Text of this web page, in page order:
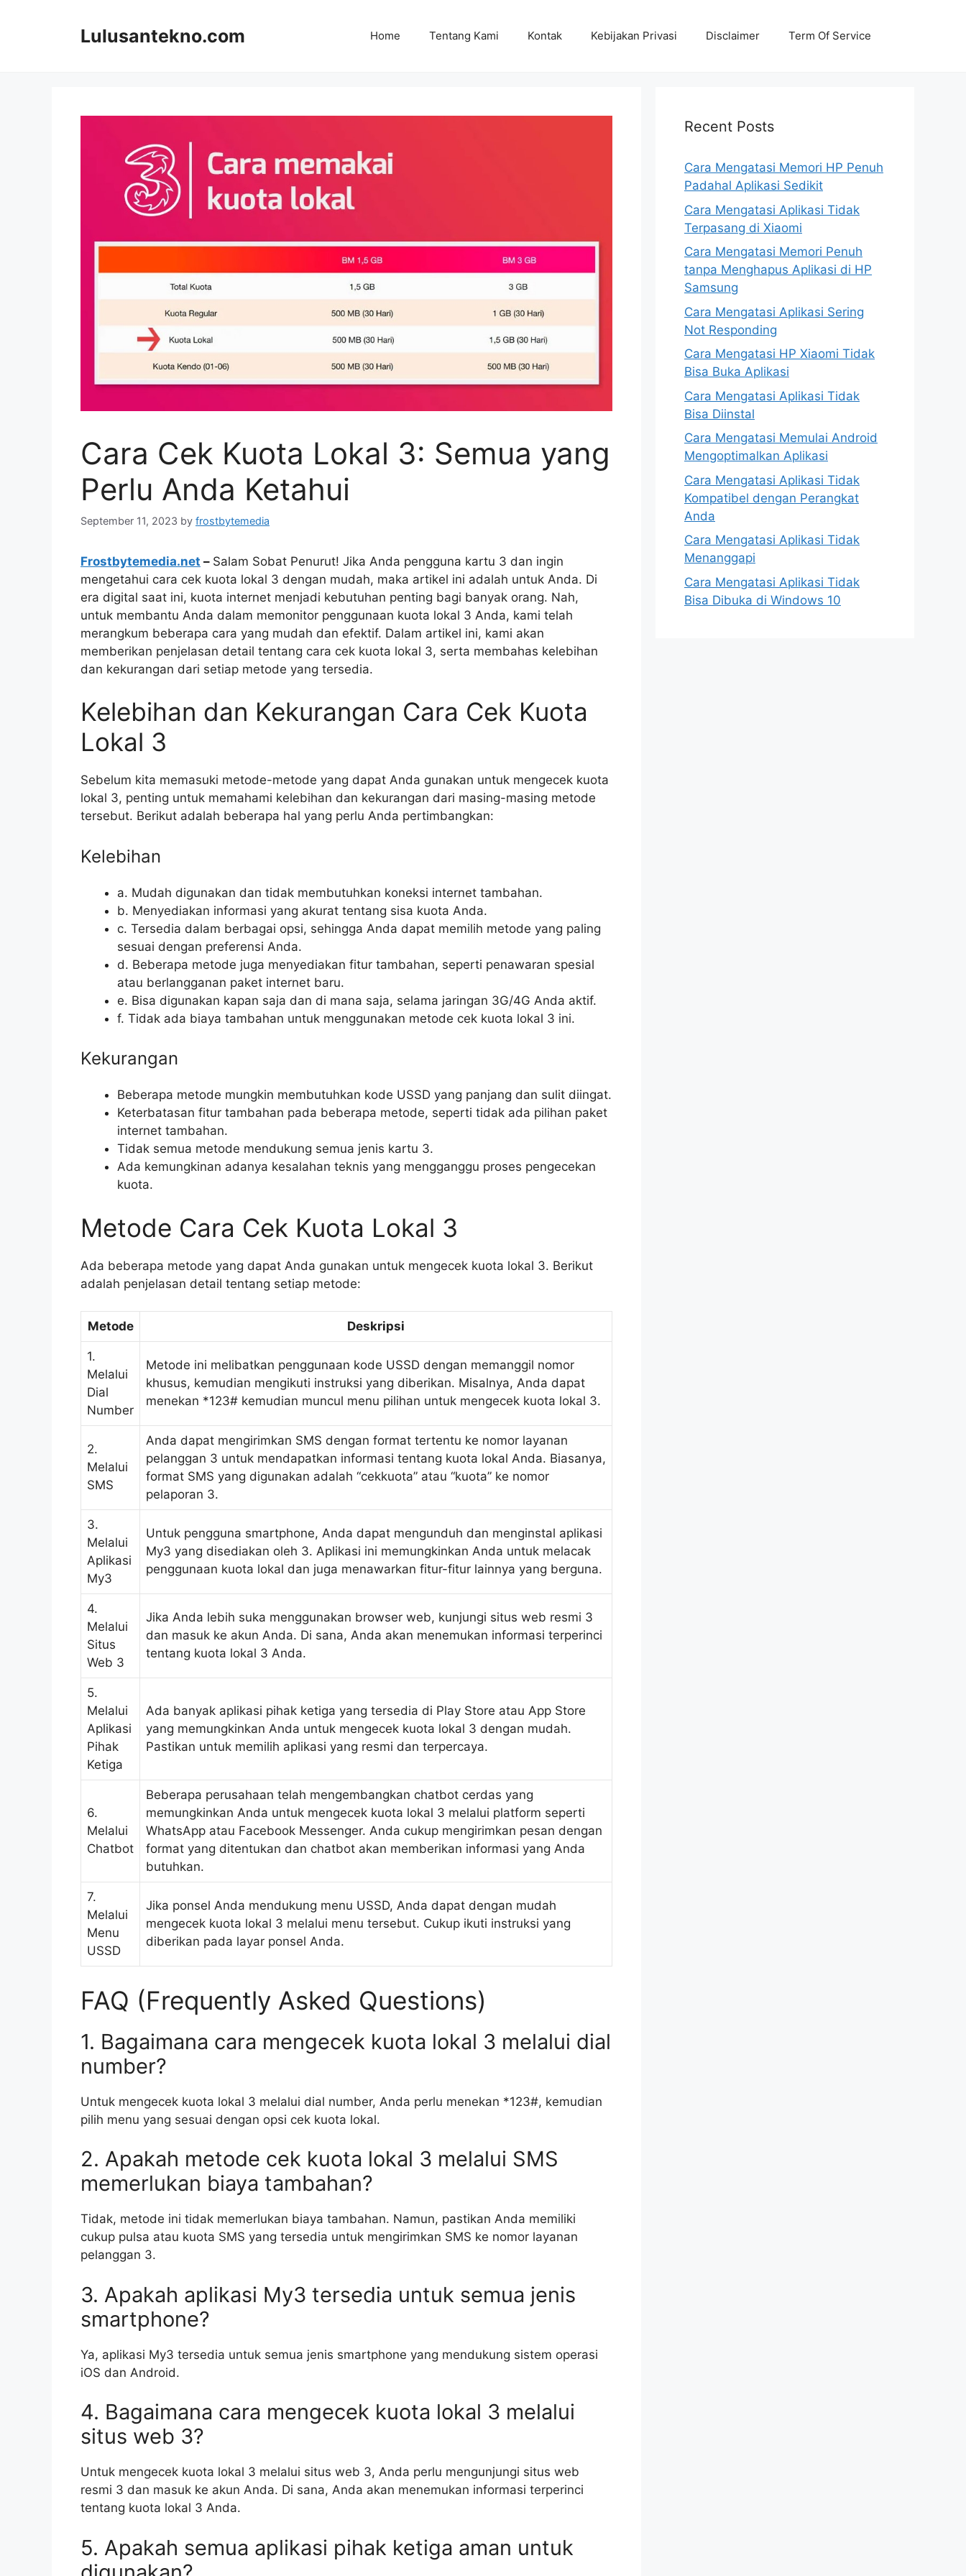
Lulusantekno.com Home Tentang Kami Kontak Kebijakan Privasi Disclaimer Term Of Service
Cara Cek Kuota Lokal 3: Semua yang
Perlu Anda Ketahui
September 11, 2023 by frostbytemedia
Frostbytemedia.net – Salam Sobat Penurut! Jika Anda pengguna kartu 3 dan ingin
mengetahui cara cek kuota lokal 3 dengan mudah, maka artikel ini adalah untuk Anda. Di
era digital saat ini, kuota internet menjadi kebutuhan penting bagi banyak orang. Nah,
untuk membantu Anda dalam memonitor penggunaan kuota lokal 3 Anda, kami telah
merangkum beberapa cara yang mudah dan efektif. Dalam artikel ini, kami akan
memberikan penjelasan detail tentang cara cek kuota lokal 3, serta membahas kelebihan
dan kekurangan dari setiap metode yang tersedia.
Kelebihan dan Kekurangan Cara Cek Kuota
Lokal 3
Sebelum kita memasuki metode-metode yang dapat Anda gunakan untuk mengecek kuota
lokal 3, penting untuk memahami kelebihan dan kekurangan dari masing-masing metode
tersebut. Berikut adalah beberapa hal yang perlu Anda pertimbangkan:
Kelebihan
a. Mudah digunakan dan tidak membutuhkan koneksi internet tambahan.
b. Menyediakan informasi yang akurat tentang sisa kuota Anda.
c. Tersedia dalam berbagai opsi, sehingga Anda dapat memilih metode yang paling
sesuai dengan preferensi Anda.
d. Beberapa metode juga menyediakan fitur tambahan, seperti penawaran spesial
atau berlangganan paket internet baru.
e. Bisa digunakan kapan saja dan di mana saja, selama jaringan 3G/4G Anda aktif.
f. Tidak ada biaya tambahan untuk menggunakan metode cek kuota lokal 3 ini.
Kekurangan
Beberapa metode mungkin membutuhkan kode USSD yang panjang dan sulit diingat.
Keterbatasan fitur tambahan pada beberapa metode, seperti tidak ada pilihan paket
internet tambahan.
Tidak semua metode mendukung semua jenis kartu 3.
Ada kemungkinan adanya kesalahan teknis yang mengganggu proses pengecekan
kuota.
Metode Cara Cek Kuota Lokal 3
Ada beberapa metode yang dapat Anda gunakan untuk mengecek kuota lokal 3. Berikut
adalah penjelasan detail tentang setiap metode:
Metode Deskripsi
1.
Melalui
Dial
Number
Metode ini melibatkan penggunaan kode USSD dengan memanggil nomor
khusus, kemudian mengikuti instruksi yang diberikan. Misalnya, Anda dapat
menekan *123# kemudian muncul menu pilihan untuk mengecek kuota lokal 3.
2.
Melalui
SMS
Anda dapat mengirimkan SMS dengan format tertentu ke nomor layanan
pelanggan 3 untuk mendapatkan informasi tentang kuota lokal Anda. Biasanya,
format SMS yang digunakan adalah “cekkuota” atau “kuota” ke nomor
pelaporan 3.
3.
Melalui
Aplikasi
My3
Untuk pengguna smartphone, Anda dapat mengunduh dan menginstal aplikasi
My3 yang disediakan oleh 3. Aplikasi ini memungkinkan Anda untuk melacak
penggunaan kuota lokal dan juga menawarkan fitur-fitur lainnya yang berguna.
4.
Melalui
Situs
Web 3
Jika Anda lebih suka menggunakan browser web, kunjungi situs web resmi 3
dan masuk ke akun Anda. Di sana, Anda akan menemukan informasi terperinci
tentang kuota lokal 3 Anda.
5.
Melalui
Aplikasi
Pihak
Ketiga
Ada banyak aplikasi pihak ketiga yang tersedia di Play Store atau App Store
yang memungkinkan Anda untuk mengecek kuota lokal 3 dengan mudah.
Pastikan untuk memilih aplikasi yang resmi dan terpercaya.
6.
Melalui
Chatbot
Beberapa perusahaan telah mengembangkan chatbot cerdas yang
memungkinkan Anda untuk mengecek kuota lokal 3 melalui platform seperti
WhatsApp atau Facebook Messenger. Anda cukup mengirimkan pesan dengan
format yang ditentukan dan chatbot akan memberikan informasi yang Anda
butuhkan.
7.
Melalui
Menu
USSD
Jika ponsel Anda mendukung menu USSD, Anda dapat dengan mudah
mengecek kuota lokal 3 melalui menu tersebut. Cukup ikuti instruksi yang
diberikan pada layar ponsel Anda.
FAQ (Frequently Asked Questions)
1. Bagaimana cara mengecek kuota lokal 3 melalui dial
number?
Untuk mengecek kuota lokal 3 melalui dial number, Anda perlu menekan *123#, kemudian
pilih menu yang sesuai dengan opsi cek kuota lokal.
2. Apakah metode cek kuota lokal 3 melalui SMS
memerlukan biaya tambahan?
Tidak, metode ini tidak memerlukan biaya tambahan. Namun, pastikan Anda memiliki
cukup pulsa atau kuota SMS yang tersedia untuk mengirimkan SMS ke nomor layanan
pelanggan 3.
3. Apakah aplikasi My3 tersedia untuk semua jenis
smartphone?
Ya, aplikasi My3 tersedia untuk semua jenis smartphone yang mendukung sistem operasi
iOS dan Android.
4. Bagaimana cara mengecek kuota lokal 3 melalui
situs web 3?
Untuk mengecek kuota lokal 3 melalui situs web 3, Anda perlu mengunjungi situs web
resmi 3 dan masuk ke akun Anda. Di sana, Anda akan menemukan informasi terperinci
tentang kuota lokal 3 Anda.
5. Apakah semua aplikasi pihak ketiga aman untuk
Recent Posts
Cara Mengatasi Memori HP Penuh
Padahal Aplikasi Sedikit
Cara Mengatasi Aplikasi Tidak
Terpasang di Xiaomi
Cara Mengatasi Memori Penuh
tanpa Menghapus Aplikasi di HP
Samsung
Cara Mengatasi Aplikasi Sering
Not Responding
Cara Mengatasi HP Xiaomi Tidak
Bisa Buka Aplikasi
Cara Mengatasi Aplikasi Tidak
Bisa Diinstal
Cara Mengatasi Memulai Android
Mengoptimalkan Aplikasi
Cara Mengatasi Aplikasi Tidak
Kompatibel dengan Perangkat
Anda
Cara Mengatasi Aplikasi Tidak
Menanggapi
Cara Mengatasi Aplikasi Tidak
Bisa Dibuka di Windows 10